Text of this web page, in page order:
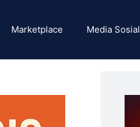
Marketplace Media Sosial